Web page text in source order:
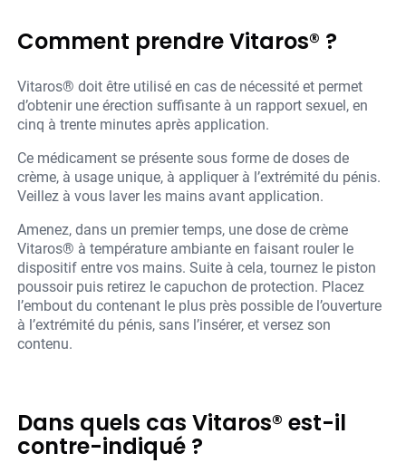
Comment prendre Vitaros® ?
Vitaros® doit être utilisé en cas de nécessité et permet
d’obtenir une érection suffisante à un rapport sexuel, en
cinq à trente minutes après application.
Ce médicament se présente sous forme de doses de
crème, à usage unique, à appliquer à l’extrémité du pénis.
Veillez à vous laver les mains avant application.
Amenez, dans un premier temps, une dose de crème
Vitaros® à température ambiante en faisant rouler le
dispositif entre vos mains. Suite à cela, tournez le piston
poussoir puis retirez le capuchon de protection. Placez
l’embout du contenant le plus près possible de l’ouverture
à l’extrémité du pénis, sans l’insérer, et versez son
contenu.
Dans quels cas Vitaros® est-il
contre-indiqué ?